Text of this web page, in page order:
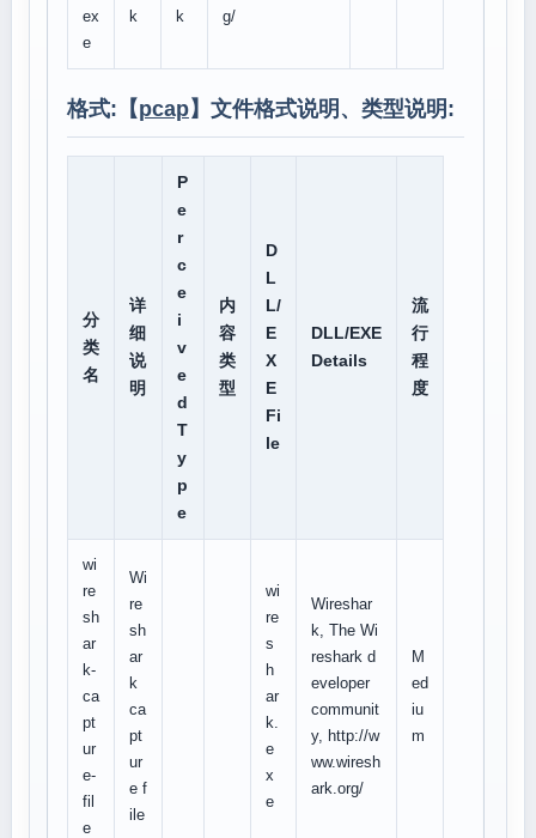
ex
e
k
k
g/
格式:【pcap】文件格式说明、类型说明:
分
类
名
详
细
说
明
P
e
r
c
e
i
v
e
d
T
y
p
e
内
容
类
型
D
L
L/
E
X
E
Fi
le
DLL/EXE
Details
流
行
程
度
wi
re
sh
ar
k-
ca
pt
ur
e-
fil
e
Wi
re
sh
ar
k
ca
pt
ur
e f
ile
wi
re
s
h
ar
k.
e
x
e
Wireshar
k, The Wi
reshark d
eveloper
communit
y, http://w
ww.wiresh
ark.org/
M
ed
iu
m